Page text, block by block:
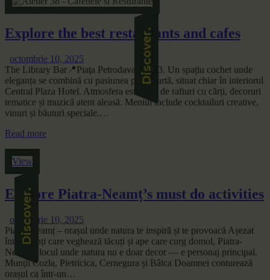
Explore the best restaurants and cafes
octombrie 10, 2025
The Library Bar📍Piaţa Petrodava nr. 1-3. Un spațiu cochet unde
eleganța se combină cu pasiunea pentru artă, situat chiar în interiorul
Central Plaza Hotel. Atmosfera este dată de rafturi cu cărți, decoruri
tematice și muzică atent aleasă. Meniul include cocktailuri creative,
vinuri și băuturi speciale.…
Read more
View
Explore Piatra-Neamț’s must do activities
octombrie 10, 2025
Piatra-Neamț – orașul unde natura te inspiră și te provoacă Așezat
între munți care veghează tăcuți și ape care curg domol, Piatra-
Neamț e locul unde natura nu e doar decor — e personaj principal.
Munții Cozla, Pietricica, Cernegura și Bâtca Doamnei conturează
orașul ca într-un…